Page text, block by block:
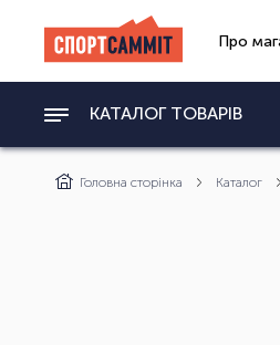
Про
КАТАЛОГ ТОВАРІВ
Головна сторінка Каталог